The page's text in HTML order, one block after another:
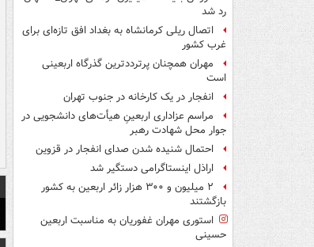
رد شد
اتصال ریلی کرمانشاه به بغداد افق تازه‌ای برای
غرب کشور
مهران همچنان پرترددترین گذرگاه اربعینی
است
انفجار در یک کارخانه در جنوب تهران
مراسم عزاداری اربعینِ هیأت‌های دانشجویی در
جوار محل شهادت رهبر
احتمال شنیده شدن صدای انفجار در قزوین
اراذل اینستاگرامی دستگیر شد
۲ میلیون و ۳۰۰ هزار زائر اربعین به کشور
بازگشتند
استوری مهران غفوریان به مناسبت اربعین
حسینی